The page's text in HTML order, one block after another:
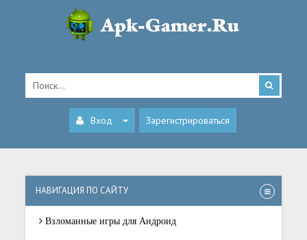
Вход Зарегистрироваться
НАВИГАЦИЯ ПО САЙТУ
Взломанные игры для Андроид